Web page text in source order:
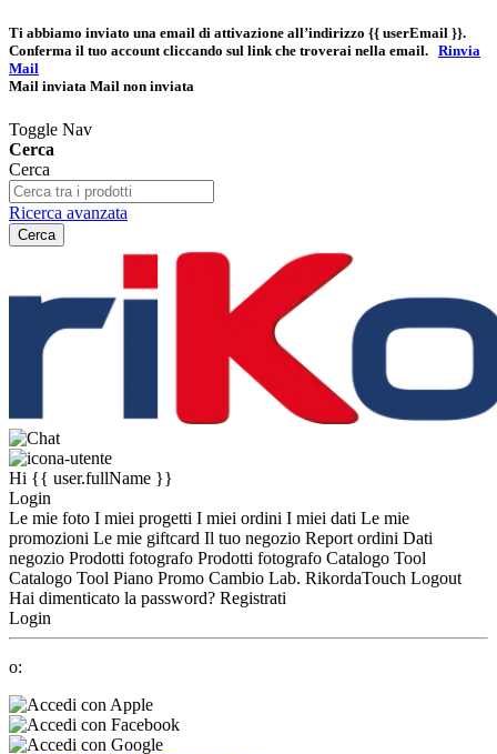
Ti abbiamo inviato una email di attivazione all’indirizzo {{ userEmail }}.
Conferma il tuo account cliccando sul link che troverai nella email. Rinvia
Mail
Mail inviata Mail non inviata
Toggle Nav
Cerca
Cerca
Ricerca avanzata
Cerca
Hi {{ user.fullName }}
Login
Le mie foto I miei progetti I miei ordini I miei dati Le mie
promozioni Le mie giftcard Il tuo negozio Report ordini Dati
negozio Prodotti fotografo Prodotti fotografo Catalogo Tool
Catalogo Tool Piano Promo Cambio Lab. RikordaTouch Logout
Hai dimenticato la password? Registrati
Login
o: